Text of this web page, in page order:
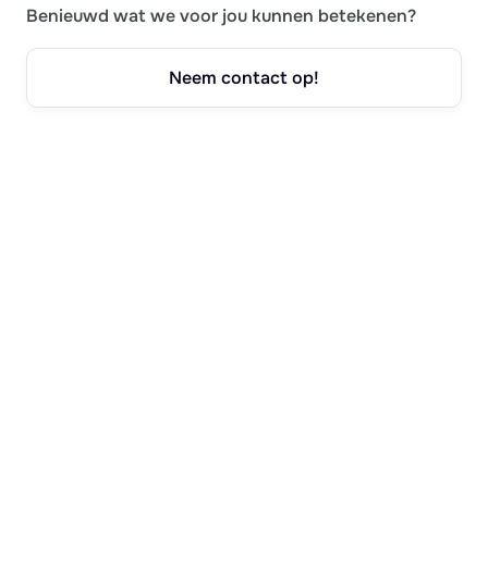
Benieuwd wat we voor jou kunnen betekenen?
Neem contact op!